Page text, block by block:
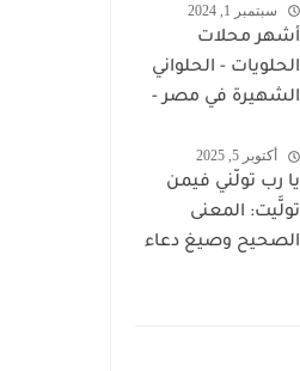
سبتمبر 1, 2024
أشهر محلات
الحلويات - الحلواني
الشهيرة في مصر -
أكتوبر 5, 2025
يا رب تولَّني فيمن
تولَّيت: المعنى
الصحيح وصيغ دعاء